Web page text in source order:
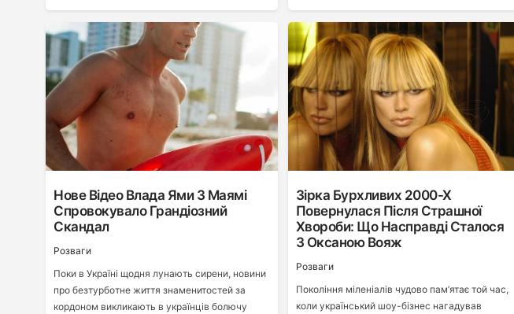
Нове Відео Влада Ями З Маямі
Спровокувало Грандіозний
Скандал
Розваги
Поки в Україні щодня лунають сирени, новини
про безтурботне життя знаменитостей за
кордоном викликають в українців болючу
Зірка Бурхливих 2000-Х
Повернулася Після Страшної
Хвороби: Що Насправді Сталося
З Оксаною Вояж
Розваги
Покоління міленіалів чудово пам’ятає той час,
коли український шоу-бізнес нагадував